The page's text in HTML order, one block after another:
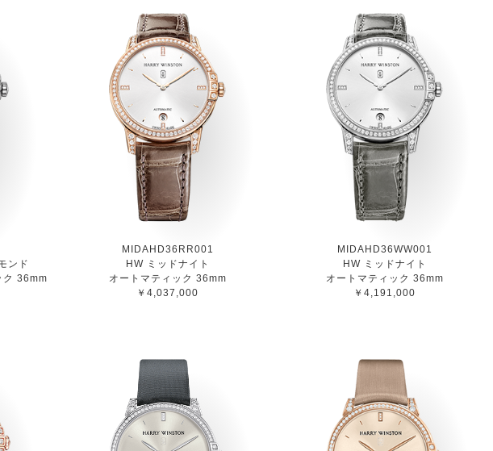
ンド
ク 36mm
MIDAHD36RR001
HW ミッドナイト
オートマティック 36mm
￥4,037,000
MIDAHD36WW001
HW ミッドナイト
オートマティック 36mm
￥4,191,000